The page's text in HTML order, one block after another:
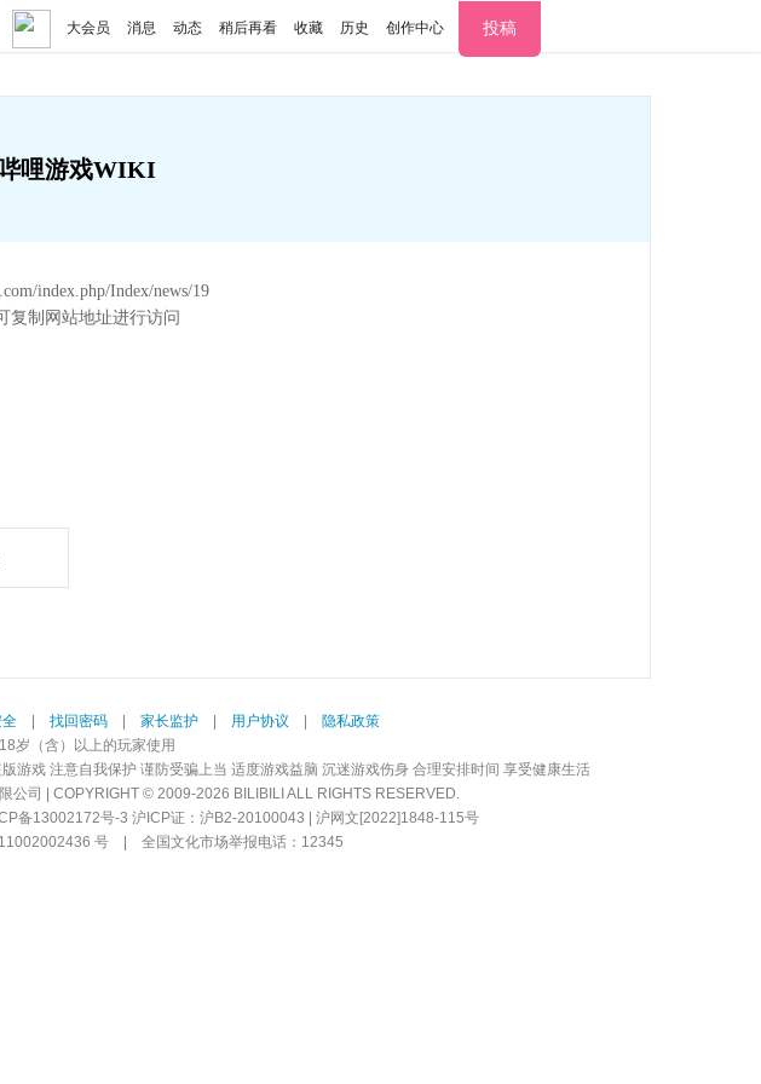
大会员 消息 动态 稍后再看 收藏 历史 创作中心 投稿
哩游戏WIKI
index.php/Index/news/19
复制网站地址进行访问
找回密码 家长监护 用户协议
隐私政策
岁（含）以上的玩家使用
游戏 注意自我保护 谨防受骗上当 适度游戏益脑 沉迷游戏伤身 合理安排时间 享受健康生活
公司 | COPYRIGHT © 2009-2026 BILIBILI ALL RIGHTS RESERVED.
备13002172号-3 沪ICP证：沪B2-20100043 | 沪网文[2022]1848-115号
号
全国文化市场举报电话：12345